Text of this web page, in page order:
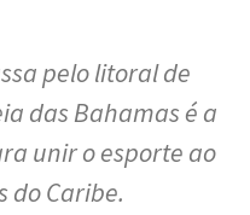
pelo litoral de
das Bahamas é a
unir o esporte ao
do Caribe.